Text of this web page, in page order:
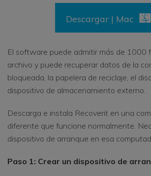
Descargar | Mac
El software puede admitir más de 1000
archivo y puede recuperar datos de la
bloqueada, la papelera de reciclaje, el
dispositivo de almacenamiento externo.
Descarga e instala Recoverit en una
diferente que funcione normalmente.
dispositivo de arranque en esa
Paso 1: Crear un dispositivo de